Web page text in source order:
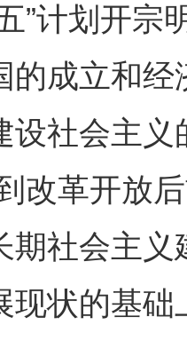
”计划开宗
的成立和
设社会主
改革开放
期社会主
状的基础